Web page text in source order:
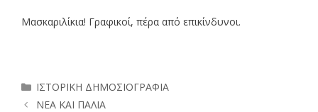
Μασκαριλίκια! Γραφικοί, πέρα από επικίνδυνοι.
Κατηγορίες
ΙΣΤΟΡΙΚΗ ΔΗΜΟΣΙΟΓΡΑΦΙΑ
ΝΕΑ ΚΑΙ ΠΑΛΙΑ